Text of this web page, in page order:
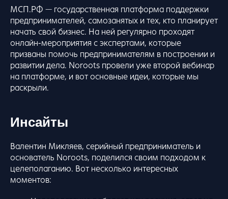
МСП.РФ — государственная платформа поддержки
предпринимателей, самозанятых и тех, кто планирует
начать свой бизнес. На ней регулярно проходят
онлайн-мероприятия с экспертами, которые
призваны помочь предпринимателям в построении и
развитии дела. Noroots провели уже второй вебинар
на платформе, и вот основные идеи, которые мы
раскрыли.
Инсайты
Валентин Микляев, серийный предприниматель и
основатель Noroots, поделился своим подходом к
целеполаганию. Вот несколько интересных
моментов: